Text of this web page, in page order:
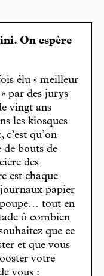
On espère
élu « meilleur
par des jurys
vingt ans
les kiosques
qu’on
de bouts de
des
est chaque
papier
poupe… tout en
ô combien
que ce
et que vous
votre
vous :